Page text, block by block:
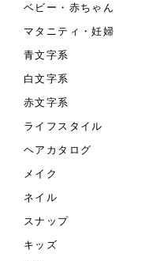
ベビー・赤ちゃん
マタニティ・妊婦
青文字系
白文字系
赤文字系
ライフスタイル
ヘアカタログ
メイク
ネイル
スナップ
キッズ